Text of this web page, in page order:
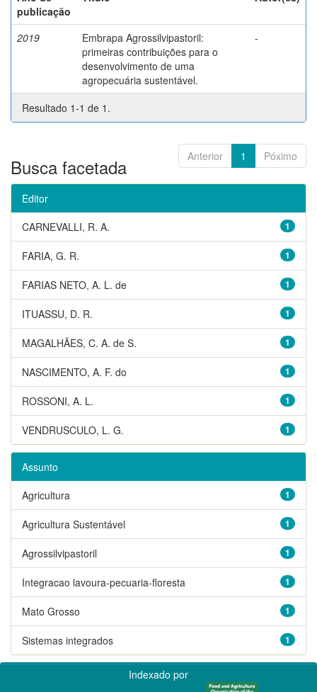
publicação
2019
Embrapa Agrossilvipastoril:
primeiras contribuições para o
desenvolvimento de uma
agropecuária sustentável.
-
Resultado 1-1 de 1.
Anterior 1 Póximo
Busca facetada
Editor
1
CARNEVALLI, R. A.
1
FARIA, G. R.
1
FARIAS NETO, A. L. de
1
ITUASSU, D. R.
1
MAGALHÃES, C. A. de S.
1
NASCIMENTO, A. F. do
1
ROSSONI, A. L.
1
VENDRUSCULO, L. G.
Assunto
1
Agricultura
1
Agricultura Sustentável
1
Agrossilvipastoril
1
Integracao lavoura-pecuaria-floresta
1
Mato Grosso
1
Sistemas integrados
Indexado por